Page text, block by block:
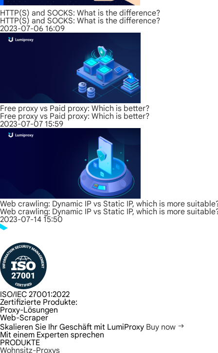
HTTP(S) and SOCKS: What is the difference?
HTTP(S) and SOCKS: What is the difference?
2023-07-06 16:09
Free proxy vs Paid proxy: Which is better?
Free proxy vs Paid proxy: Which is better?
2023-07-07 15:59
Web crawling: Dynamic IP vs Static IP, which is more
Web crawling: Dynamic IP vs Static IP, which is more
2023-07-14 15:50
ISO/IEC 27001:2022
Zertifizierte Produkte:
Proxy-Lösungen
Web-Scraper
Skalieren Sie Ihr Geschäft mit LumiProxy Buy now
Mit einem Experten sprechen
PRODUKTE
Wohnsitz-Proxys